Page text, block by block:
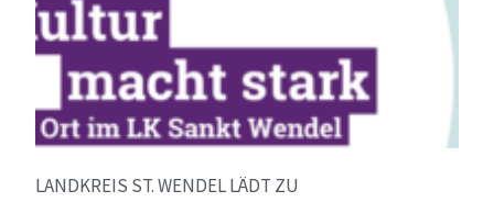
LANDKREIS ST. WENDEL LÄDT ZU